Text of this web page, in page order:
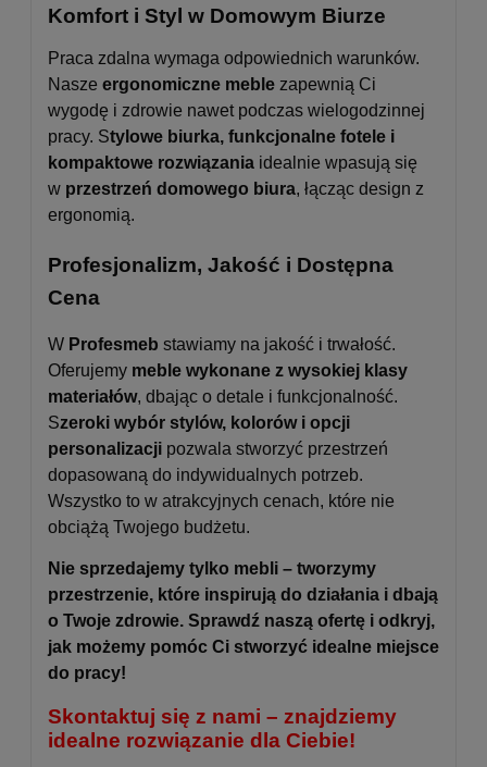
Komfort i Styl w Domowym Biurze
Praca zdalna wymaga odpowiednich warunków.
Nasze ergonomiczne meble zapewnią Ci
wygodę i zdrowie nawet podczas wielogodzinnej
pracy. Stylowe biurka, funkcjonalne fotele i
kompaktowe rozwiązania idealnie wpasują się
w przestrzeń domowego biura, łącząc design z
ergonomią.
Profesjonalizm, Jakość i Dostępna
Cena
W Profesmeb stawiamy na jakość i trwałość.
Oferujemy meble wykonane z wysokiej klasy
materiałów, dbając o detale i funkcjonalność.
Szeroki wybór stylów, kolorów i opcji
personalizacji pozwala stworzyć przestrzeń
dopasowaną do indywidualnych potrzeb.
Wszystko to w atrakcyjnych cenach, które nie
obciążą Twojego budżetu.
Nie sprzedajemy tylko mebli – tworzymy
przestrzenie, które inspirują do działania i dbają
o Twoje zdrowie. Sprawdź naszą ofertę i odkryj,
jak możemy pomóc Ci stworzyć idealne miejsce
do pracy!
Skontaktuj się z nami – znajdziemy
idealne rozwiązanie dla Ciebie!